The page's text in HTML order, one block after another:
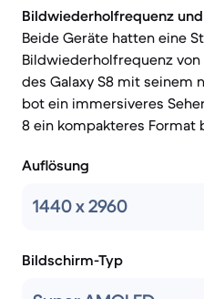
Bildwiederholfrequenz
Beide Geräte hatten eine
Bildwiederholfrequenz von
des Galaxy S8 mit seinem
bot ein immersiveres
8 ein kompakteres Format
Auflösung
1440 x 2960
Bildschirm-Typ